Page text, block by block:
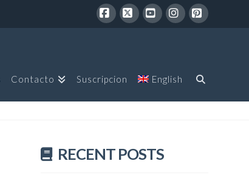
Contacto Suscripcion English
RECENT POSTS